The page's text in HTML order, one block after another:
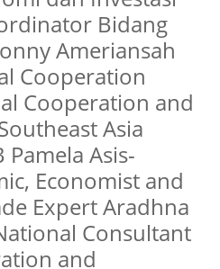
Bidang
Ameriansah
Cooperation
Cooperation and
Asia
Asis-
Economist and
Expert Aradhna
Consultant
and